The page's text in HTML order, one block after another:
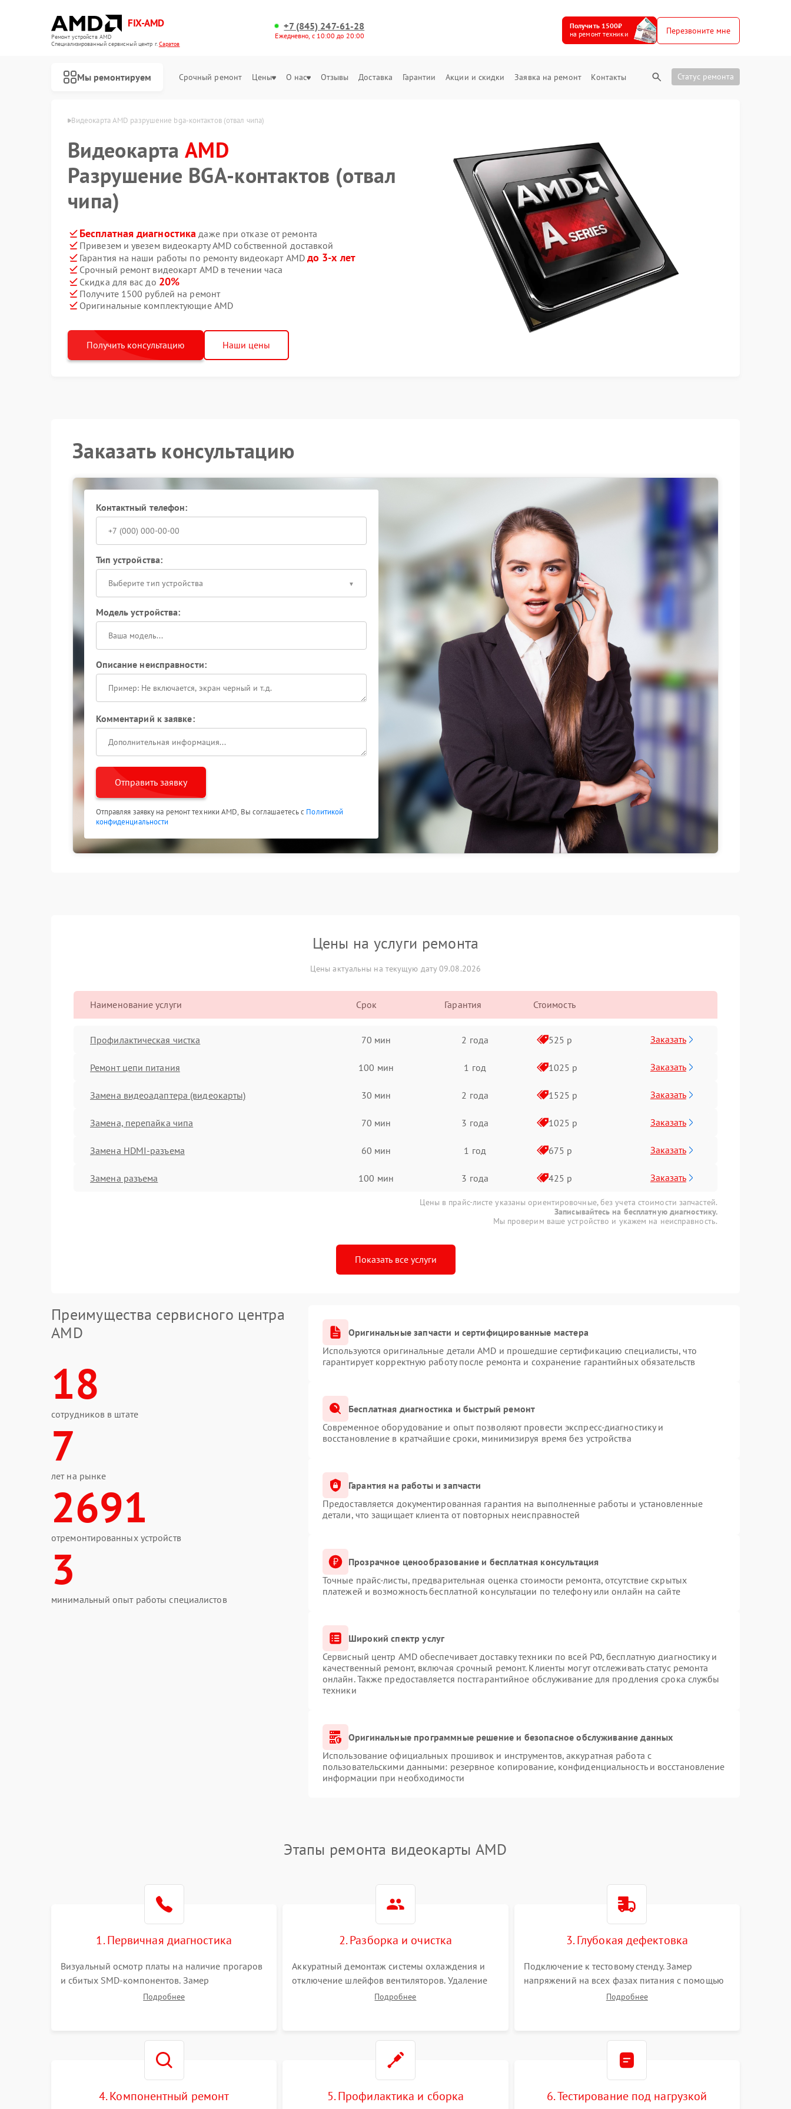
FIX-AMD
Ремонт устройств AMD
Специализированный cервисный центр г.Саратов
+7 (845) 247-61-28
Ежедневно, с 10:00 до 20:00
Получить 1500₽
на ремонт техники
Перезвоните мне
Мы ремонтируем Срочный ремонт Цены О нас Отзывы Доставка Гарантии Акции и скидки Заявка на ремонт Контакты Статус ремонта
Видеокарта AMD разрушение bga‑контактов (отвал чипа)
Видеокарта AMD
Разрушение BGA‑контактов (отвал
чипа)
Бесплатная диагностика даже при отказе от ремонта
Привезем и увезем видеокарту AMD собственной доставкой
Гарантия на наши работы по ремонту видеокарт AMD до 3-х лет
Срочный ремонт видеокарт AMD в течении часа
Скидка для вас до 20%
Получите 1500 рублей на ремонт
Оригинальные комплектующие AMD
Получить консультацию Наши цены
Заказать консультацию
Контактный телефон:
Тип устройства:
Выберите тип устройства
Модель устройства:
Описание неисправности:
Комментарий к заявке:
Отправить заявку
Отправляя заявку на ремонт техники AMD, Вы соглашаетесь с Политикой
конфиденциальности
Цены на услуги ремонта
Цены актуальны на текущую дату 09.08.2026
Наименование услуги Срок Гарантия Стоимость
Профилактическая чистка 70 мин 2 года 525 р Заказать
Ремонт цепи питания 100 мин 1 год 1025 р Заказать
Замена видеоадаптера (видеокарты) 30 мин 2 года 1525 р Заказать
Замена, перепайка чипа 70 мин 3 года 1025 р Заказать
Замена HDMI-разъема 60 мин 1 год 675 р Заказать
Замена разъема 100 мин 3 года 425 р Заказать
Цены в прайс-листе указаны ориентировочные, без учета стоимости запчастей.
Записывайтесь на бесплатную диагностику.
Мы проверим ваше устройство и укажем на неисправность.
Показать все услуги
Преимущества сервисного центра
AMD
18
сотрудников в штате
7
лет на рынке
2691
отремонтированных устройств
3
минимальный опыт работы специалистов
Оригинальные запчасти и сертифицированные мастера
Используются оригинальные детали AMD и прошедшие сертификацию специалисты, что
гарантирует корректную работу после ремонта и сохранение гарантийных обязательств
Бесплатная диагностика и быстрый ремонт
Современное оборудование и опыт позволяют провести экспресс-диагностику и
восстановление в кратчайшие сроки, минимизируя время без устройства
Гарантия на работы и запчасти
Предоставляется документированная гарантия на выполненные работы и установленные
детали, что защищает клиента от повторных неисправностей
Прозрачное ценообразование и бесплатная консультация
Точные прайс-листы, предварительная оценка стоимости ремонта, отсутствие скрытых
платежей и возможность бесплатной консультации по телефону или онлайн на сайте
Широкий спектр услуг
Сервисный центр AMD обеспечивает доставку техники по всей РФ, бесплатную диагностику и
качественный ремонт, включая срочный ремонт. Клиенты могут отслеживать статус ремонта
онлайн. Также предоставляется постгарантийное обслуживание для продления срока службы
техники
Оригинальные программные решение и безопасное обслуживание данных
Использование официальных прошивок и инструментов, аккуратная работа с
пользовательскими данными: резервное копирование, конфиденциальность и восстановление
информации при необходимости
Этапы ремонта видеокарты AMD
1. Первичная диагностика
Визуальный осмотр платы на наличие прогаров
и сбитых SMD-компонентов. Замер
сопротивлений на линиях питания PCI-E и
Подробнее
2. Разборка и очистка
Аккуратный демонтаж системы охлаждения и
отключение шлейфов вентиляторов. Удаление
старой термопасты с кристалла графического
Подробнее
3. Глубокая дефектовка
Подключение к тестовому стенду. Замер
напряжений на всех фазах питания с помощью
осциллографа. Проверка инициализации.
Подробнее
4. Компонентный ремонт 5. Профилактика и сборка 6. Тестирование под нагрузкой